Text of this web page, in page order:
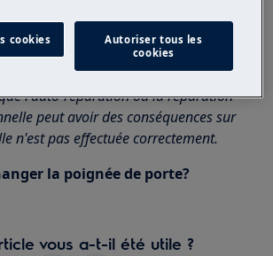
des gants de sécurité et des
l'auto-réparation ou la réparation
peut avoir des conséquences sur
n'est pas effectuée correctement.
la poignée de porte?
vous a-t-il été utile ?
cookies
Autoriser tous les
cookies